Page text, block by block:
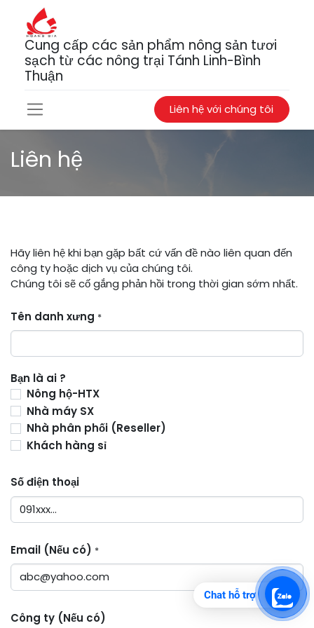
Cung cấp các sản phẩm nông sản tươi
sạch từ các nông trại Tánh Linh-Bình
Thuận
Liên hệ với chúng tôi
Liên hệ
Hãy liên hệ khi bạn gặp bất cứ vấn đề nào liên quan đến
công ty hoặc dịch vụ của chúng tôi.
Chúng tôi sẽ cố gắng phản hồi trong thời gian sớm nhất.
Tên danh xưng *
Bạn là ai ?
Nông hộ-HTX
Nhà máy SX
Nhà phân phối (Reseller)
Khách hàng sỉ
Số điện thoại
Email (Nếu có) *
Công ty (Nếu có)
Chat hỗ trợ